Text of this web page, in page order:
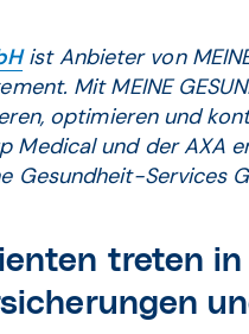
ist Anbieter von
Mit MEINE
optimieren und
Medical und der AXA
Gesundheit-Services
treten in